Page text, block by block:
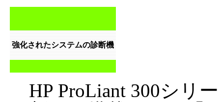
強化されたシステムの診断機
HP ProLiant 300シリ